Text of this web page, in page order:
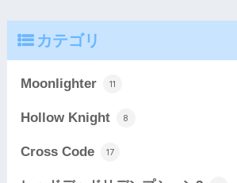
カテゴリ
Moonlighter 11
Hollow Knight 8
Cross Code 17